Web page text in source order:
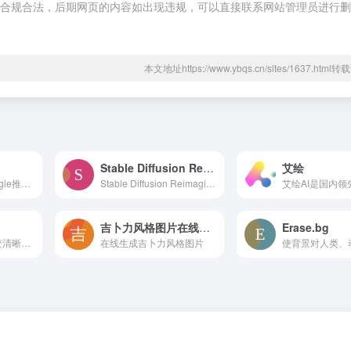
合法，后期网页的内容如出现违规，可以直接联系网站管理员进行
本文地址https://www.ybqs.cn/sites/1637.html转
Stable Diffusion Reimagine 艾绘
吉卜力风格图片在线生成
在线生成吉卜力风格图片
Erase.bg